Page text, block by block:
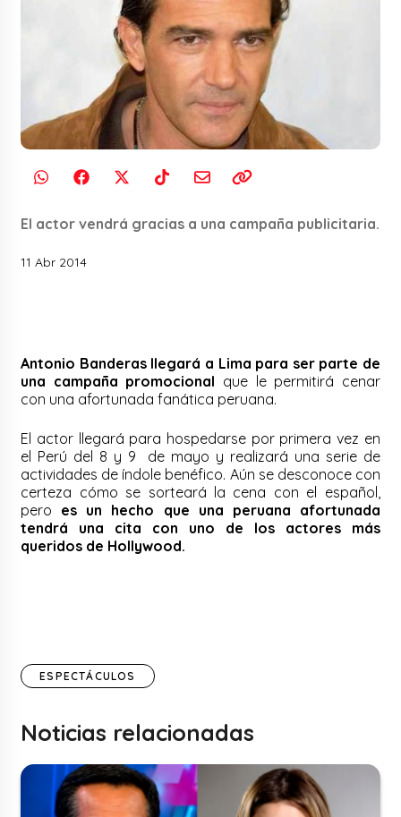
El actor vendrá gracias a una campaña publicitaria.
11 Abr 2014
Antonio Banderas llegará a Lima para ser parte de
una campaña promocional que le permitirá cenar
con una afortunada fanática peruana.
El actor llegará para hospedarse por primera vez en
el Perú del 8 y 9 de mayo y realizará una serie de
actividades de índole benéfico. Aún se desconoce con
certeza cómo se sorteará la cena con el español,
pero es un hecho que una peruana afortunada
tendrá una cita con uno de los actores más
queridos de Hollywood.
ESPECTÁCULOS
Noticias relacionadas